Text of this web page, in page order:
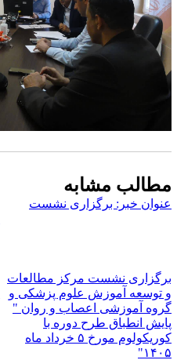
مطالب مشابه
عنوان خبر: برگزاری نشست
برگزاری نشست مرکز مطالعات
و توسعه آموزش علوم پزشکی و
گروه آموزشی اعصاب و روان "
پایش انطباق طرح دوره با
کوریکولوم مورخ ۵ خرداد ماه
۱۴۰۵"